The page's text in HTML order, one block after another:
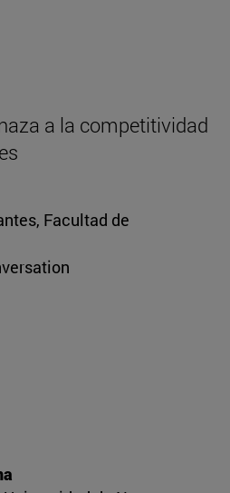
a la competitividad
Facultad de